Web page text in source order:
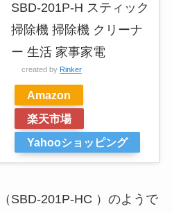
SBD-201P-H スティック
掃除機 掃除機 クリーナ
ー 生活 家事家電
created by Rinker
Amazon
楽天市場
Yahooショッピング
SBD-201P-HC ）のようで